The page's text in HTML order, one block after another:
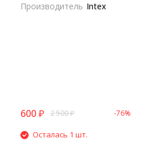
Производитель Intex
600₽ 2 500₽ -76%
Осталась 1 шт.